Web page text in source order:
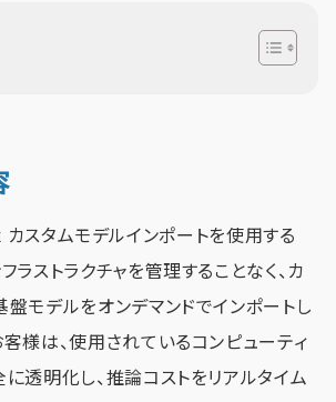
スタムモデルインポートを使用する
ラストラクチャを管理することなく、カ
盤モデルをオンデマンドでインポートし
客様は、使用されているコンピューティ
に透明化し、推論コストをリアルタイム